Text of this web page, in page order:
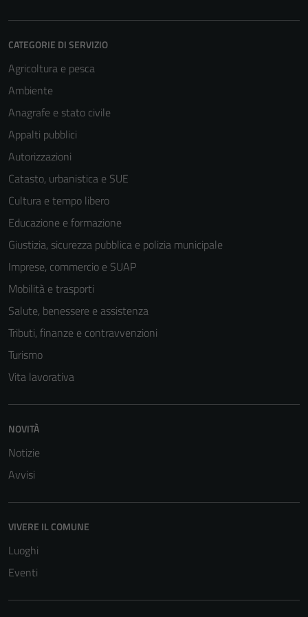
CATEGORIE DI SERVIZIO
Agricoltura e pesca
Ambiente
Anagrafe e stato civile
Appalti pubblici
Autorizzazioni
Catasto, urbanistica e SUE
Cultura e tempo libero
Educazione e formazione
Giustizia, sicurezza pubblica e polizia municipale
Imprese, commercio e SUAP
Mobilità e trasporti
Salute, benessere e assistenza
Tributi, finanze e contravvenzioni
Turismo
Vita lavorativa
NOVITÀ
Notizie
Avvisi
VIVERE IL COMUNE
Luoghi
Eventi